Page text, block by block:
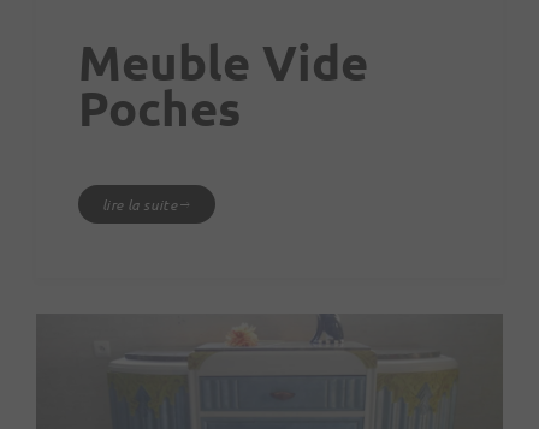
Meuble Vide
Poches
lire la suite